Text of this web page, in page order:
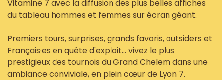
Vitamine 7 avec la diffusion des plus belles affiches
du tableau hommes et femmes sur écran géant.
Premiers tours, surprises, grands favoris, outsiders et
Français·es en quête d'exploit… vivez le plus
prestigieux des tournois du Grand Chelem dans une
ambiance conviviale, en plein cœur de Lyon 7.